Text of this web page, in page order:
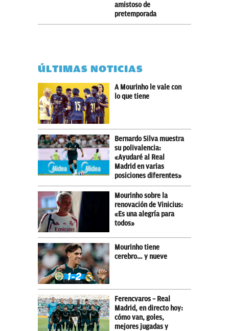
amistoso de
pretemporada
ÚLTIMAS NOTICIAS
A Mourinho le vale con
lo que tiene
Bernardo Silva muestra
su polivalencia:
«Ayudaré al Real
Madrid en varias
posiciones diferentes»
Mourinho sobre la
renovación de Vinicius:
«Es una alegría para
todos»
Mourinho tiene
cerebro… y nueve
Ferencvaros – Real
Madrid, en directo hoy:
cómo van, goles,
mejores jugadas y